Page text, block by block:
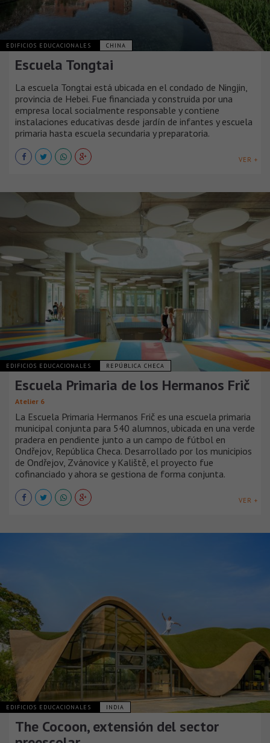
EDIFICIOS EDUCACIONALES CHINA
Escuela Tongtai
La escuela Tongtai está ubicada en el condado de Ningjin,
provincia de Hebei. Fue financiada y construida por una
empresa local socialmente responsable y contiene
instalaciones educativas desde jardín de infantes y escuela
primaria hasta escuela secundaria y preparatoria.
VER +
EDIFICIOS EDUCACIONALES REPÚBLICA CHECA
Escuela Primaria de los Hermanos Frič
Atelier 6
La Escuela Primaria Hermanos Frič es una escuela primaria
municipal conjunta para 540 alumnos, ubicada en una verde
pradera en pendiente junto a un campo de fútbol en
Ondřejov, República Checa. Desarrollado por los municipios
de Ondřejov, Zvánovice y Kaliště, el proyecto fue
cofinanciado y ahora se gestiona de forma conjunta.
VER +
EDIFICIOS EDUCACIONALES INDIA
The Cocoon, extensión del sector